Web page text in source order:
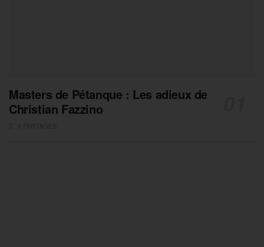
Masters de Pétanque : Les adieux de
Christian Fazzino